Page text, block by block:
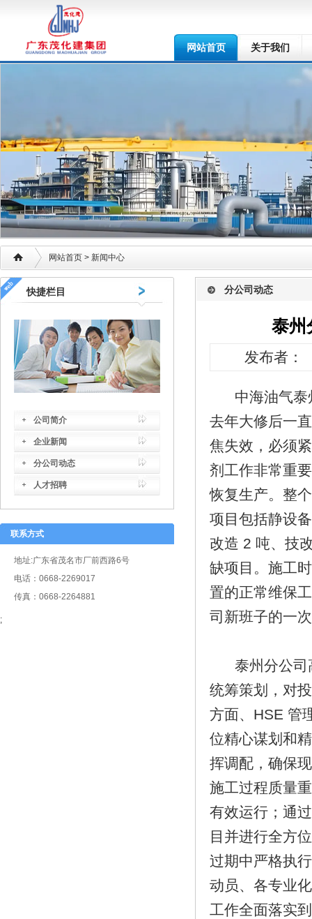
网站首页 关于我们
网站首页 > 新闻中心
快捷栏目
公司简介
企业新闻
分公司动态
人才招聘
联系方式
地址:广东省茂名市厂前西路6号
电话：0668-2269017
传真：0668-2264881
;
分公司动态
泰州
发布者：
中海油气泰
去年大修后一
焦失效，必须
剂工作非常重
恢复生产。整
项目包括静设
改造 2 吨、技
缺项目。施工
置的正常维保
司新班子的一
泰州分公司
统筹策划，对
方面、HSE 管
位精心谋划和
挥调配，确保
施工过程质量
有效运行；通
目并进行全方
过期中严格执
动员、各专业
工作全面落实